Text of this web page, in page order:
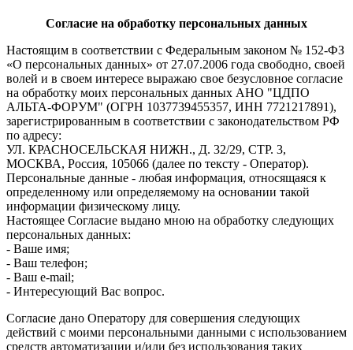
Согласие на обработку персональных данных
Настоящим в соответствии с Федеральным законом № 152-ФЗ
«О персональных данных» от 27.07.2006 года свободно, своей
волей и в своем интересе выражаю свое безусловное согласие
на обработку моих персональных данных АНО "ЦДПО
АЛЬТА-ФОРУМ" (ОГРН 1037739455357, ИНН 7721217891),
зарегистрированным в соответствии с законодательством РФ
по адресу:
УЛ. КРАСНОСЕЛЬСКАЯ НИЖН., Д. 32/29, СТР. 3,
МОСКВА, Россия, 105066 (далее по тексту - Оператор).
Персональные данные - любая информация, относящаяся к
определенному или определяемому на основании такой
информации физическому лицу.
Настоящее Согласие выдано мною на обработку следующих
персональных данных:
- Ваше имя;
- Ваш телефон;
- Ваш e-mail;
- Интересующий Вас вопрос.
Согласие дано Оператору для совершения следующих
действий с моими персональными данными с использованием
средств автоматизации и/или без использования таких